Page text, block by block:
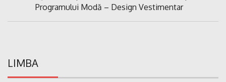
Programului Modă – Design Vestimentar
LIMBA